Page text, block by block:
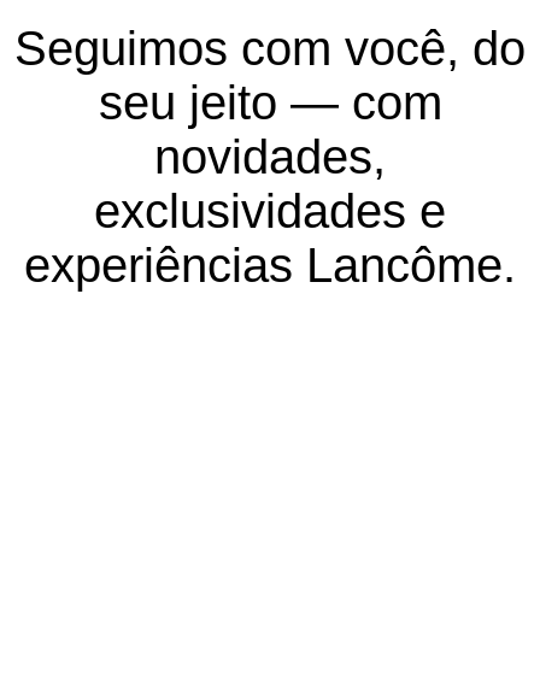
Seguimos com você, do
seu jeito — com
novidades,
exclusividades e
experiências Lancôme.